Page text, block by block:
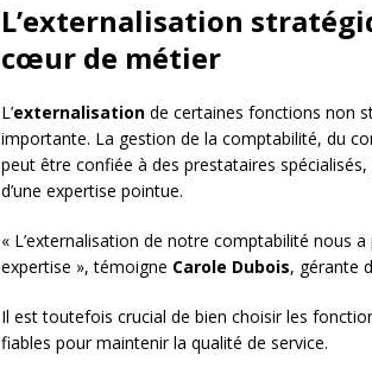
L’externalisation
cœur de métier
L’externalisation de certaines fonctions non
importante. La gestion de la comptabilité, du
peut être confiée à des prestataires
d’une expertise pointue.
« L’externalisation de notre comptabilité nous
expertise », témoigne Carole Dubois, gérante
Il est toutefois crucial de bien choisir les
fiables pour maintenir la qualité de service.